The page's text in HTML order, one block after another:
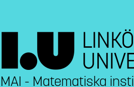
MAI - Matematiska